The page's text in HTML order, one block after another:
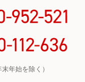
年始を除く）